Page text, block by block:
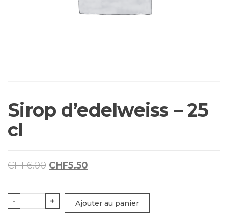
Sirop d’edelweiss – 25
cl
CHF6.00 Le
initial
était :
CHF5.50
actuel
est :
-
quantité
+ Ajouter au panier